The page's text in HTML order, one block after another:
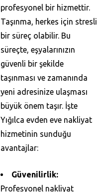
profesyonel bir hizmettir.
Taşınma, herkes için stresli
bir süreç olabilir. Bu
süreçte, eşyalarınızın
güvenli bir şekilde
taşınması ve zamanında
yeni adresinize ulaşması
büyük önem taşır. İşte
Yığılca evden eve nakliyat
hizmetinin sunduğu
avantajlar:
Güvenilirlik:
Profesyonel nakliyat